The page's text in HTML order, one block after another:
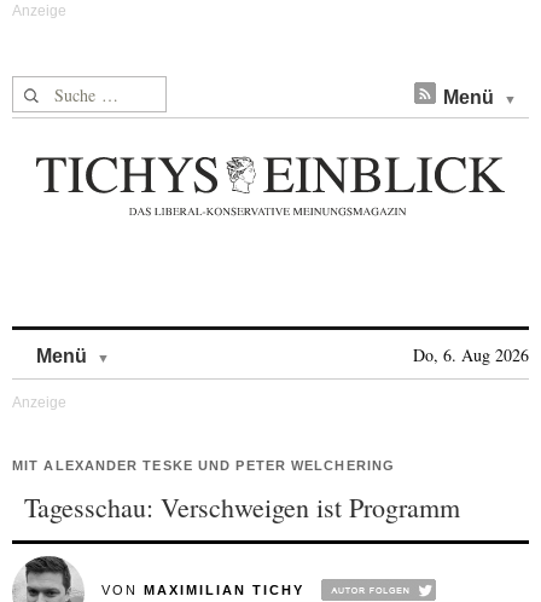
Suche nach: Menü
Menü Do, 6. Aug 2026
MIT ALEXANDER TESKE UND PETER WELCHERING
Tagesschau: Verschweigen ist Programm
VON MAXIMILIAN TICHY